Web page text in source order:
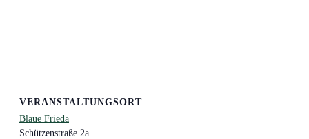
VERANSTALTUNGSORT
Blaue Frieda
Schützenstraße 2a